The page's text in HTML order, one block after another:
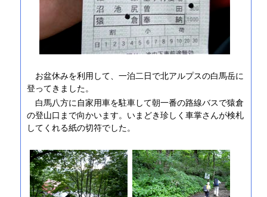
お盆休みを利用して、一泊二日で北アルプスの白馬岳に
登ってきました。
白馬八方に自家用車を駐車して朝一番の路線バスで猿倉
の登山口まで向かいます。いまどき珍しく車掌さんが検札
してくれる紙の切符でした。